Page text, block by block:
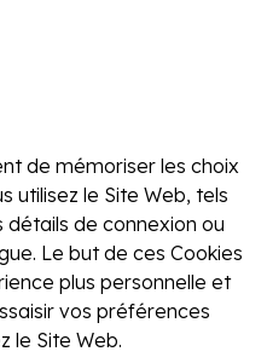
de mémoriser les choix
utilisez le Site Web, tels
de connexion ou
Le but de ces Cookies
plus personnelle et
vos préférences
le Site Web.